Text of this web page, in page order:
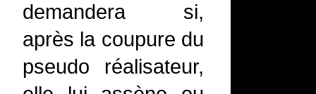
demandera si,
après la coupure du
pseudo réalisateur,